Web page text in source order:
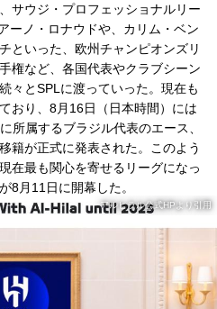
サウジ・プロフェッショナルリー
ーノ・ロナウドや、カリム・ベン
といった、欧州チャンピオンズリ
権など、各国代表やクラブシーン
々とSPLに渡っていった。現在も
おり、8月16日（日本時間）には
所属するブラジル代表のエース、
籍が正式に発表された。このよう
在最も関心を寄せるリーグになっ
8月11日に開幕した。
アルヒラル公式HPより引用